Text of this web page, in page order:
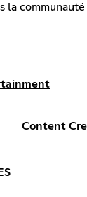
la communauté
Content